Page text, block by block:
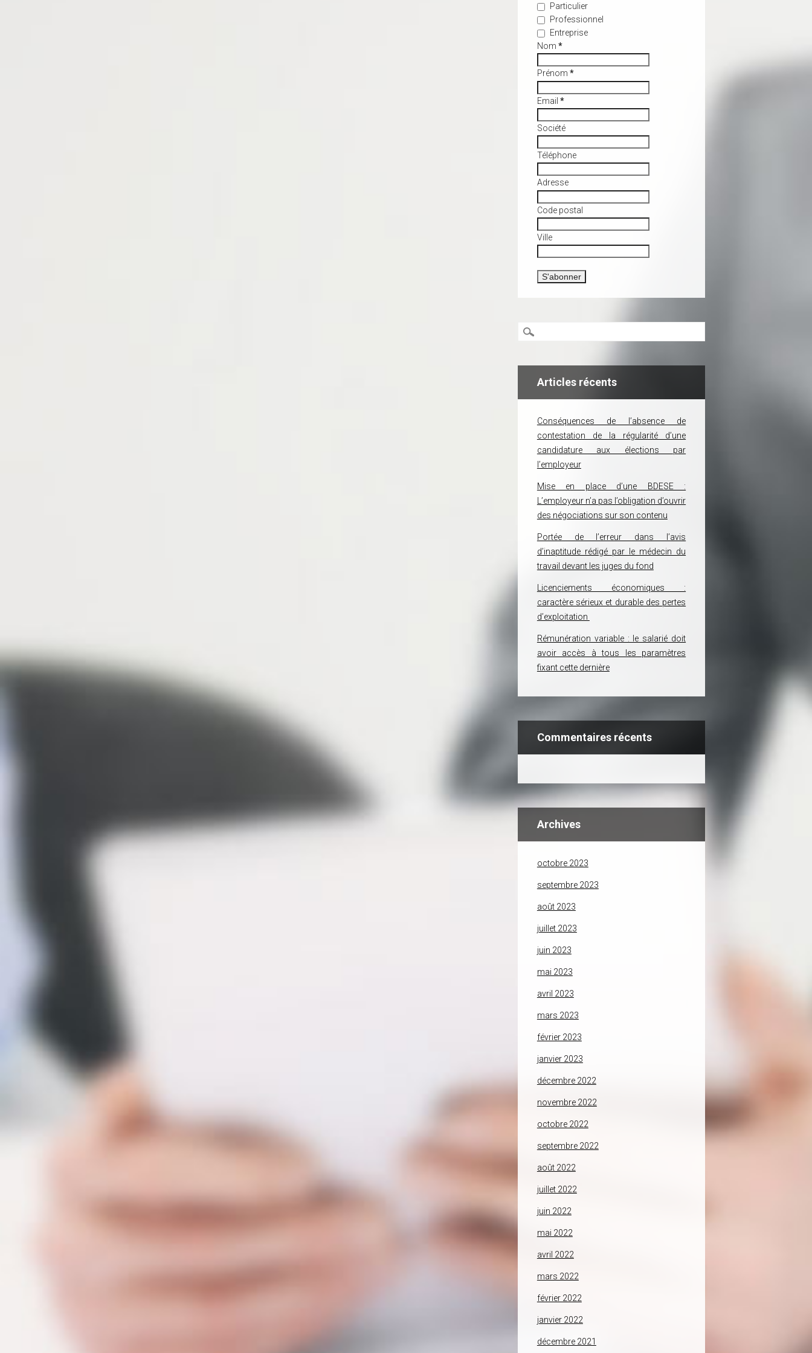
Particulier
Professionnel
Entreprise
Nom *
Prénom *
Email *
Société
Téléphone
Adresse
Code postal
Ville
Articles récents
Conséquences de l’absence de
contestation de la régularité d’une
candidature aux élections par
l’employeur
Mise en place d’une BDESE :
L’employeur n’a pas l’obligation d’ouvrir
des négociations sur son contenu
Portée de l’erreur dans l’avis
d’inaptitude rédigé par le médecin du
travail devant les juges du fond
Licenciements économiques :
caractère sérieux et durable des pertes
d’exploitation
Rémunération variable : le salarié doit
avoir accès à tous les paramètres
fixant cette dernière
Commentaires récents
Archives
octobre 2023
septembre 2023
août 2023
juillet 2023
juin 2023
mai 2023
avril 2023
mars 2023
février 2023
janvier 2023
décembre 2022
novembre 2022
octobre 2022
septembre 2022
août 2022
juillet 2022
juin 2022
mai 2022
avril 2022
mars 2022
février 2022
janvier 2022
décembre 2021